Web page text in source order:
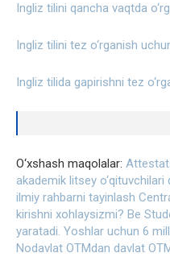
Ingliz tilini qancha vaqtda
Ingliz tilini tez o‘rganish
Ingliz tilida gapirishni tez
O‘xshash maqolalar:
akademik litsey o‘qituvchilari
ilmiy rahbarni tayinlash
kirishni xohlaysizmi? Be
yaratadi. Yoshlar uchun 6
Nodavlat OTMdan davlat